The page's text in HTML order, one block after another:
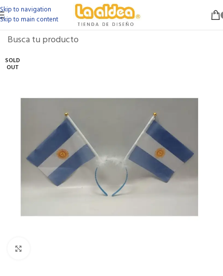
Skip to navigation
Skip to main content
SOLD
OUT